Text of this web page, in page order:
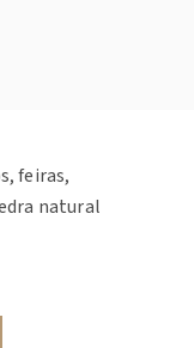
feiras,
natural